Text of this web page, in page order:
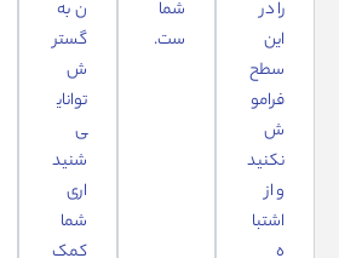
را در
این
سطح
فرامو
ش
نکنید
و از
اشتبا
ه
شما
ست.
ن به
گستر
ش
توانای
ی
شنید
اری
شما
کمک